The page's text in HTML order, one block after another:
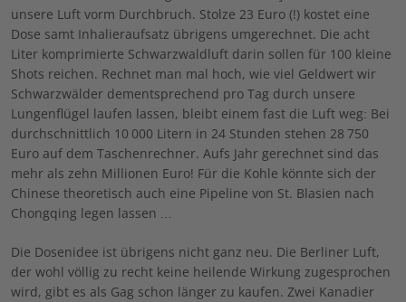
unsere Luft vorm Durchbruch. Stolze 23 Euro (!) kostet eine
Dose samt Inhalieraufsatz übrigens umgerechnet. Die acht
Liter komprimierte Schwarzwaldluft darin sollen für 100 kleine
Shots reichen. Rechnet man mal hoch, wie viel Geldwert wir
Schwarzwälder dementsprechend pro Tag durch unsere
Lungenflügel laufen lassen, bleibt einem fast die Luft weg: Bei
durchschnittlich 10 000 Litern in 24 Stunden stehen 28 750
Euro auf dem Taschenrechner. Aufs Jahr gerechnet sind das
mehr als zehn Millionen Euro! Für die Kohle könnte sich der
Chinese theoretisch auch eine Pipeline von St. Blasien nach
Chongqing legen lassen …
Die Dosenidee ist übrigens nicht ganz neu. Die Berliner Luft,
der wohl völlig zu recht keine heilende Wirkung zugesprochen
wird, gibt es als Gag schon länger zu kaufen. Zwei Kanadier